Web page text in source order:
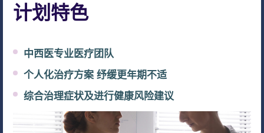
计划特色
中西医专业医疗团队
个人化治疗方案 纾缓更年期不适
综合治理症状及进行健康风险建议